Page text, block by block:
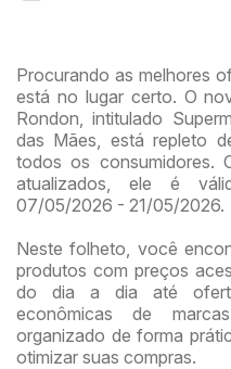
Procurando as melhores
está no lugar certo. O
Rondon, intitulado
das Mães, está repleto
todos os consumidores.
atualizados, ele é
07/05/2026 - 21/05/2026.
Neste folheto, você
produtos com preços
do dia a dia até
econômicas de
organizado de forma
otimizar suas compras.